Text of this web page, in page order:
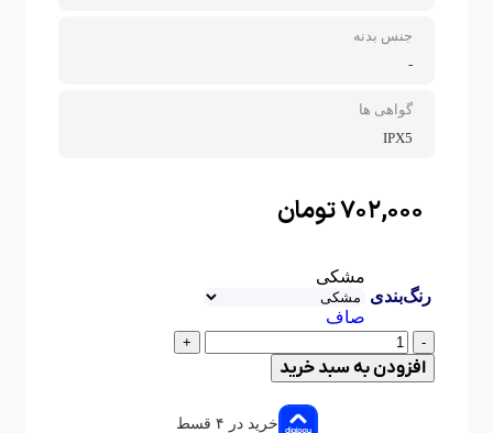
جنس بدنه
-
گواهی ها
IPX5
۷۰۲,۰۰۰تومان
رنگ‌بندی
مشکی
صاف
-
+
افزودن به سبد خرید
خرید در ۴ قسط